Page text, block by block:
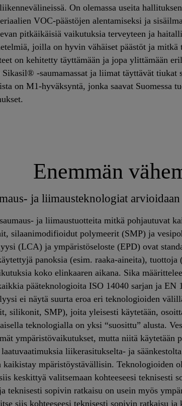
On olemassa useita
VOC-päästöjen alentamiseksi ja
pitkäikäisiä vaikutuksia terveyteen ja
joilla on hyvin vähäiset päästöt ja
on kehitetty täyttämään ja jopa ylittämään
-saumamassat ja liimat täyttävät tiukat
on M1-hyväksyntä, jonka saavat Suomessa
Enemmän
ja liimausteknologiat
ja liimaustuotteita mitkä pohjautuvat
silaanimodifioidut polymeerit (SMP) ja
(LCA) ja ympäristöseloste (EPD) ovat
panoksia (esim. raaka-aineita),
koko elinkaaren aikana. Sika
pääteknologioita ISO 14040 sarjan ja EN
ei näytä suurta eroa eri teknologioiden
silikonit, SMP), joita yleisesti käytetään,
teknologialla on yksi “suosittu” alusta.
ympäristövaikutukset, mutta niitä käytetään
laatuvaatimuksia liikerasitukselta- ja
kaikistay mpäristöystävällisin. Teknologioiden
keskittyä valitsemaan kohteeseesi teknisesti
teknisesti sopivin ratkaisu on usein myös
siis kohteeseesi teknisesti sopivin ratkaisu ja